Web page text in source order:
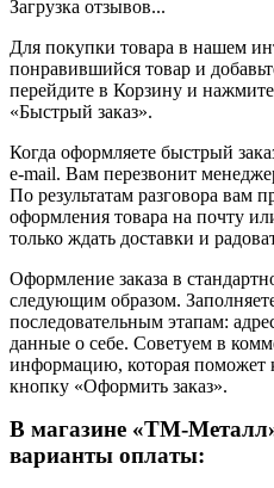
Загрузка отзывов...
Для покупки товара в нашем
понравившийся товар и
перейдите в Корзину и
«Быстрый заказ».
Когда оформляете быстрый
e-mail. Вам перезвонит
По результатам разговора вам
оформления товара на почту
только ждать доставки и
Оформление заказа в
следующим образом.
последовательным этапам:
данные о себе. Советуем в
информацию, которая поможет
кнопку «Оформить заказ».
В магазине «ТМ-
варианты оплаты: